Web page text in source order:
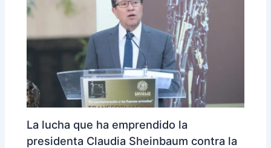
La lucha que ha emprendido la
presidenta Claudia Sheinbaum contra la